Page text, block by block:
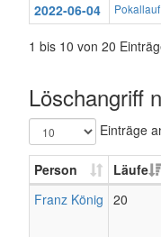
2022-06-04 Pokallauf
1 bis 10 von 20
Löschangriff
Einträge
Person Läufe
Franz König 20